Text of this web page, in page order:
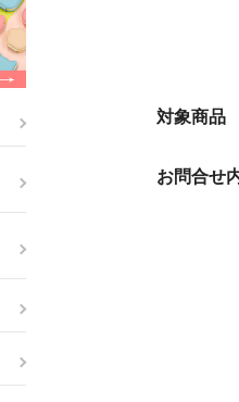
対象商品
お問合せ